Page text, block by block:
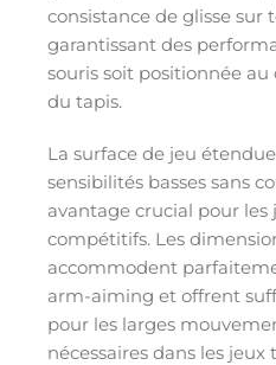
consistance de glisse sur
garantissant des
souris soit positionnée
du tapis.
La surface de jeu
sensibilités basses sans
avantage crucial pour les
compétitifs. Les
accommodent
arm-aiming et offrent
pour les larges
nécessaires dans les